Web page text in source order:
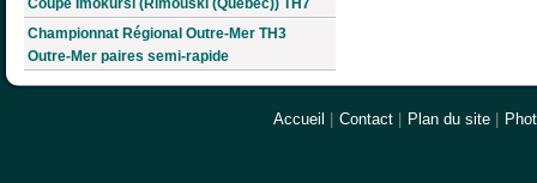
Coupe Imokursi (Rimouski (Québec)) TH7
Championnat Régional Outre-Mer TH3
Outre-Mer paires semi-rapide
Accueil Contact Plan du site